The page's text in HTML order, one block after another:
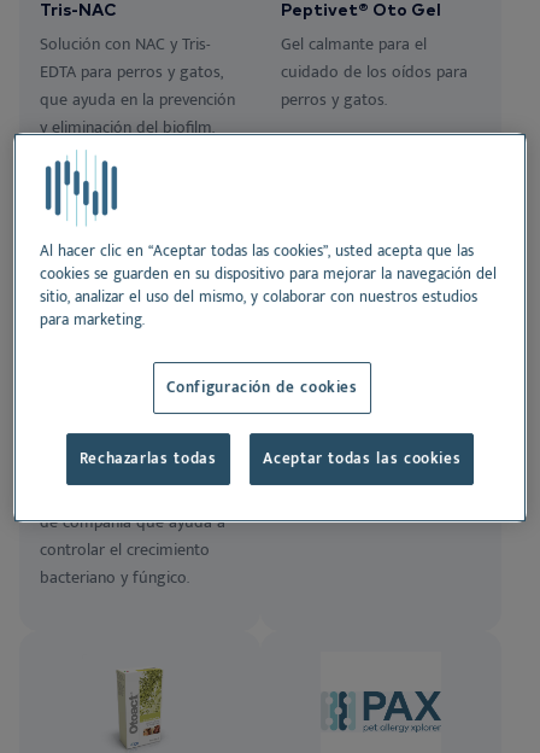
Nextview portal
ES
Dansk
Deutsch
English
Français
Nederlands
Norsk
Tris-NAC
Solución con NAC y Tris-
EDTA para perros y gatos,
que ayuda en la prevención
y eliminación del biofilm.
Peptivet® Oto Gel
Gel calmante para el
cuidado de los oídos para
perros y gatos.
Clorexyderm 4%
Champú desinfectante a
base de clorhexidina
digluconato para animales
de compañía que ayuda a
controlar el crecimiento
bacteriano y fúngico.
Otodine®
Solución limpiadora
auricular para perros y
gatos.
Al hacer clic en “Aceptar todas las cookies”, usted acepta que las
cookies se guarden en su dispositivo para mejorar la navegación del
sitio, analizar el uso del mismo, y colaborar con nuestros estudios
para marketing.
Configuración de cookies
Rechazarlas todas Aceptar todas las cookies